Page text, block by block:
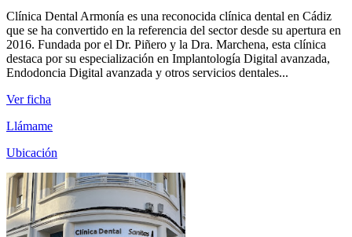
Clínica Dental Armonía es una reconocida clínica dental en Cádiz
que se ha convertido en la referencia del sector desde su apertura en
2016. Fundada por el Dr. Piñero y la Dra. Marchena, esta clínica
destaca por su especialización en Implantología Digital avanzada,
Endodoncia Digital avanzada y otros servicios dentales...
Ver ficha
Llámame
Ubicación